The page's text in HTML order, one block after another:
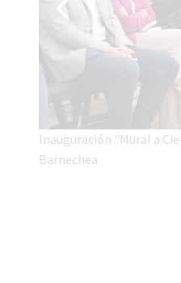
Inauguración "Mural a
Barnechea